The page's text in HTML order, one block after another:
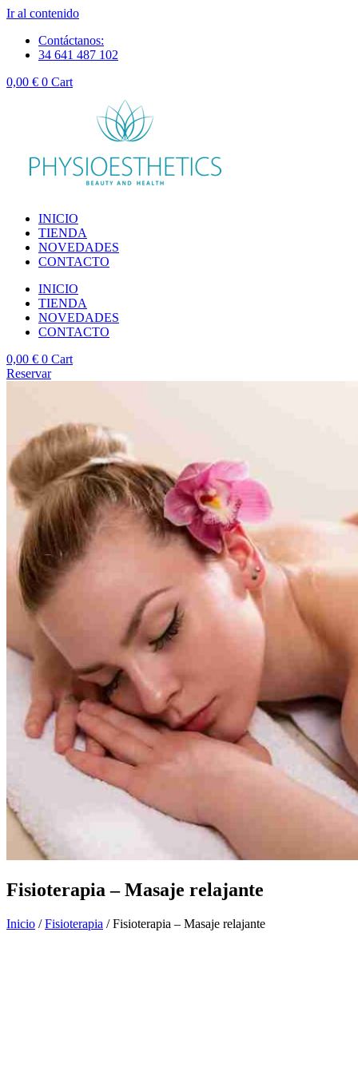
Ir al contenido
Contáctanos:
34 641 487 102
0,00 € 0 Cart
INICIO
TIENDA
NOVEDADES
CONTACTO
INICIO
TIENDA
NOVEDADES
CONTACTO
0,00 € 0 Cart
Reservar
Fisioterapia – Masaje relajante
Inicio /Fisioterapia / Fisioterapia – Masaje relajante